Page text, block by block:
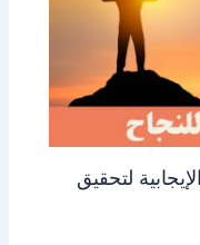
لتحقيق